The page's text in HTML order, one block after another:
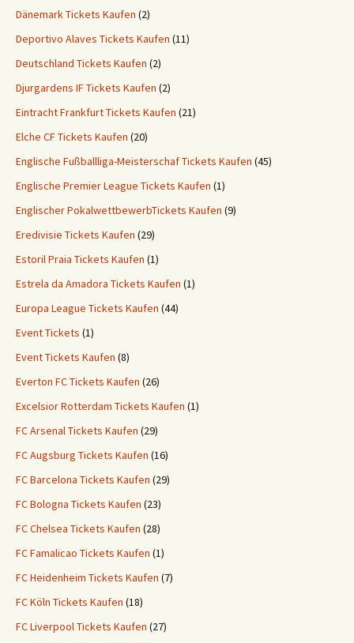
Dänemark Tickets Kaufen (2)
Deportivo Alaves Tickets Kaufen (11)
Deutschland Tickets Kaufen (2)
Djurgardens IF Tickets Kaufen (2)
Eintracht Frankfurt Tickets Kaufen (21)
Elche CF Tickets Kaufen (20)
Englische Fußballliga-Meisterschaf Tickets Kaufen (45)
Englische Premier League Tickets Kaufen (1)
Englischer PokalwettbewerbTickets Kaufen (9)
Eredivisie Tickets Kaufen (29)
Estoril Praia Tickets Kaufen (1)
Estrela da Amadora Tickets Kaufen (1)
Europa League Tickets Kaufen (44)
Event Tickets (1)
Event Tickets Kaufen (8)
Everton FC Tickets Kaufen (26)
Excelsior Rotterdam Tickets Kaufen (1)
FC Arsenal Tickets Kaufen (29)
FC Augsburg Tickets Kaufen (16)
FC Barcelona Tickets Kaufen (29)
FC Bologna Tickets Kaufen (23)
FC Chelsea Tickets Kaufen (28)
FC Famalicao Tickets Kaufen (1)
FC Heidenheim Tickets Kaufen (7)
FC Köln Tickets Kaufen (18)
FC Liverpool Tickets Kaufen (27)